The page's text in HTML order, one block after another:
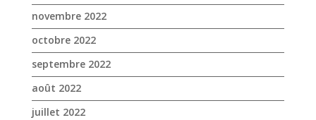
novembre 2022
octobre 2022
septembre 2022
août 2022
juillet 2022